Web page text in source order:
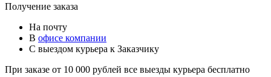
Получение заказа
На почту
В офисе компании
С выездом курьера к Заказчику
При заказе от 10 000 рублей все выезды курьера бесплатно